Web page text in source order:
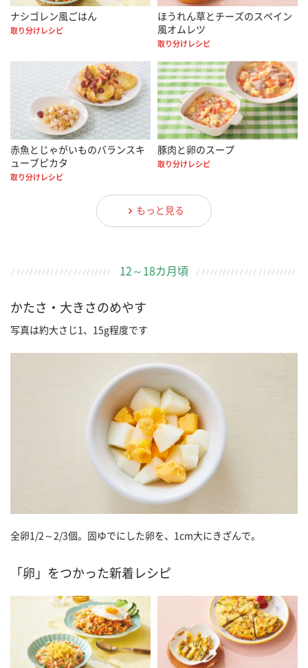
ナシゴレン風ごはん
取り分けレシピ
ほうれん草とチーズのスペイン
風オムレツ
取り分けレシピ
赤魚とじゃがいものバランスキ
ューブピカタ
取り分けレシピ
豚肉と卵のスープ
取り分けレシピ
もっと見る
12～18カ月頃
かたさ・大きさのめやす
写真は約大さじ1、15g程度です
全卵1/2～2/3個。固ゆでにした卵を、1cm大にきざんで。
「卵」をつかった新着レシピ